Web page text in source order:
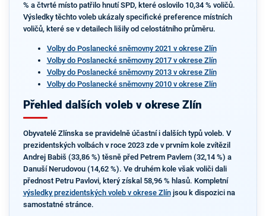
% a čtvrté místo patřilo hnutí SPD, které oslovilo 10,34 % voličů.
Výsledky těchto voleb ukázaly specifické preference místních
voličů, které se v detailech lišily od celostátního průměru.
Volby do Poslanecké sněmovny 2021 v okrese Zlín
Volby do Poslanecké sněmovny 2017 v okrese Zlín
Volby do Poslanecké sněmovny 2013 v okrese Zlín
Volby do Poslanecké sněmovny 2010 v okrese Zlín
Přehled dalších voleb v okrese Zlín
Obyvatelé Zlínska se pravidelně účastní i dalších typů voleb. V
prezidentských volbách v roce 2023 zde v prvním kole zvítězil
Andrej Babiš (33,86 %) těsně před Petrem Pavlem (32,14 %) a
Danuší Nerudovou (14,62 %). Ve druhém kole však voliči dali
přednost Petru Pavlovi, který získal 58,96 % hlasů. Kompletní
výsledky prezidentských voleb v okrese Zlínjsou k dispozici na
samostatné stránce.